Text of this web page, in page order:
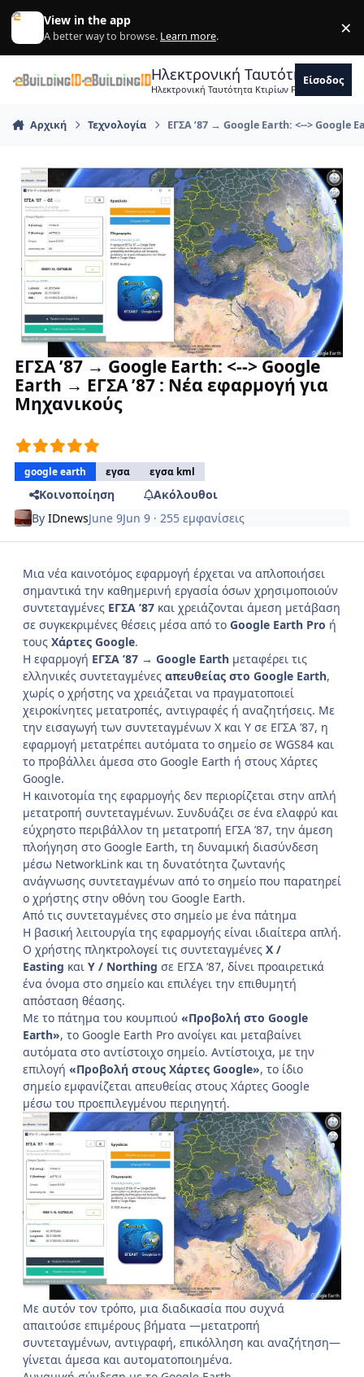
Skip to content
View in the app
A better way to browse. Learn more. ×
Ηλεκτρονική Ταυτότητα
Ηλεκτρονική Ταυτότητα Κτιρίων Forum
Είσοδος
Αρχική Τεχνολογία ΕΓΣΑ ’87 → Google Earth: <--> Google
ΕΓΣΑ ’87 → Google Earth: <--> Google
Earth → ΕΓΣΑ ’87 : Νέα εφαρμογή για
Μηχανικούς
google earth εγσα εγσα kml
Κοινοποίηση
Ακόλουθοι
ByIDnewsJune 9Jun 9 · 255 εμφανίσεις
Μια νέα καινοτόμος εφαρμογή έρχεται να απλοποιήσει
σημαντικά την καθημερινή εργασία όσων χρησιμοποιούν
συντεταγμένες ΕΓΣΑ ’87 και χρειάζονται άμεση μετάβαση
σε συγκεκριμένες θέσεις μέσα από το Google Earth Pro ή
τους Χάρτες Google.
Η εφαρμογή ΕΓΣΑ ’87 → Google Earth μεταφέρει τις
ελληνικές συντεταγμένες απευθείας στο Google Earth,
χωρίς ο χρήστης να χρειάζεται να πραγματοποιεί
χειροκίνητες μετατροπές, αντιγραφές ή αναζητήσεις. Με
την εισαγωγή των συντεταγμένων Χ και Υ σε ΕΓΣΑ ’87, η
εφαρμογή μετατρέπει αυτόματα το σημείο σε WGS84 και
το προβάλλει άμεσα στο Google Earth ή στους Χάρτες
Google.
Η καινοτομία της εφαρμογής δεν περιορίζεται στην απλή
μετατροπή συντεταγμένων. Συνδυάζει σε ένα ελαφρύ και
εύχρηστο περιβάλλον τη μετατροπή ΕΓΣΑ ’87, την άμεση
πλοήγηση στο Google Earth, τη δυναμική διασύνδεση
μέσω NetworkLink και τη δυνατότητα ζωντανής
ανάγνωσης συντεταγμένων από το σημείο που παρατηρεί
ο χρήστης στην οθόνη του Google Earth.
Από τις συντεταγμένες στο σημείο με ένα πάτημα
Η βασική λειτουργία της εφαρμογής είναι ιδιαίτερα απλή.
Ο χρήστης πληκτρολογεί τις συντεταγμένες Χ /
Easting και Υ / Northing σε ΕΓΣΑ ’87, δίνει προαιρετικά
ένα όνομα στο σημείο και επιλέγει την επιθυμητή
απόσταση θέασης.
Με το πάτημα του κουμπιού «Προβολή στο Google
Earth», το Google Earth Pro ανοίγει και μεταβαίνει
αυτόματα στο αντίστοιχο σημείο. Αντίστοιχα, με την
επιλογή «Προβολή στους Χάρτες Google», το ίδιο
σημείο εμφανίζεται απευθείας στους Χάρτες Google
μέσω του προεπιλεγμένου περιηγητή.
Με αυτόν τον τρόπο, μια διαδικασία που συχνά
απαιτούσε επιμέρους βήματα —μετατροπή
συντεταγμένων, αντιγραφή, επικόλληση και αναζήτηση—
γίνεται άμεσα και αυτοματοποιημένα.